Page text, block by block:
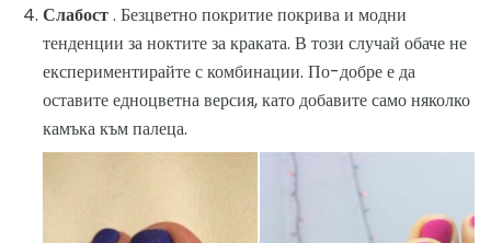
Слабост. Безцветно покритие покрива и модни
тенденции за ноктите за краката. В този случай обаче не
експериментирайте с комбинации. По-добре е да
оставите едноцветна версия, като добавите само няколко
камъка към палеца.